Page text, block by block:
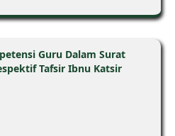
Guru Dalam Surat
Tafsir Ibnu Katsir